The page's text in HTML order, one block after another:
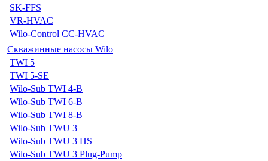
SK-FFS
VR-HVAC
Wilo-Control CC-HVAC
Скважинные насосы Wilo
TWI 5
TWI 5-SE
Wilo-Sub TWI 4-B
Wilo-Sub TWI 6-B
Wilo-Sub TWI 8-B
Wilo-Sub TWU 3
Wilo-Sub TWU 3 HS
Wilo-Sub TWU 3 Plug-Pump